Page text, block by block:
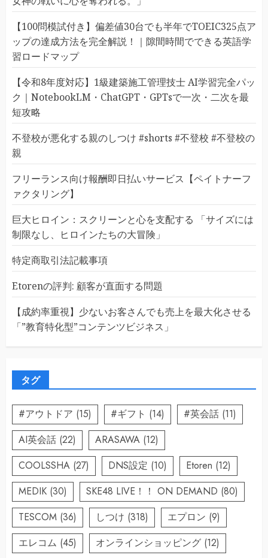
【100問模試付き】偏差値30台でも半年でTOEIC325点ア
ップの達成方法を完全解説！｜隙間時間でできる英語学
習ロードマップ
【令和8年度対応】1級建築施工管理技士 AI学習完全パッ
ク｜NotebookLM・ChatGPT・GPTsで一次・二次を最
短攻略
不登校が悪化する親のしつけ #shorts #不登校 #不登校の
親
フリーランス向け報酬即日払いサービス【ペイトナーフ
ァクタリング】
巨大ヒロイン：スクリーンと心を支配する 「サイズには
制限なし、ヒロインたちの大冒険」
特定商取引法記載事項
Etorenの評判: 顧客が直面する問題
【成約率重視】少ないお客さんでも売上を最大化させる
「”教育特化型”コンテンツビジネス」
タグ
#アウトドア (15) #ギフト (14) #英会話 (11)
AI英会話 (22) ARASAWA (12)
COOLSSHA (27) DNS設定 (10) Etoren (12)
MEDIK (30) SKE48 LIVE！！ ON DEMAND (80)
TESCOM (36) しつけ (318) エプロン (9)
エレコム (45) オンラインショッピング (12)